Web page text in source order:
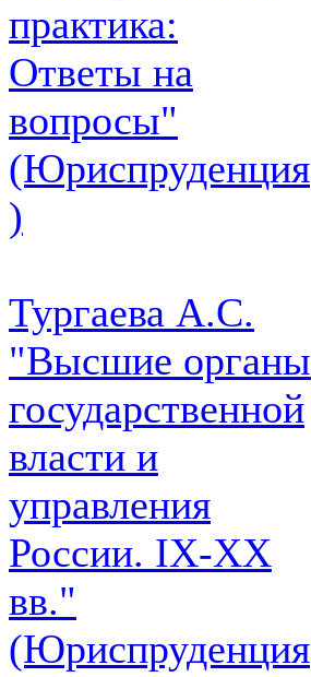
практика:
Ответы на
вопросы"
(Юриспруденция
)
Тургаева А.С.
"Высшие органы
государственной
власти и
управления
России. IХ-ХХ
вв."
(Юриспруденция